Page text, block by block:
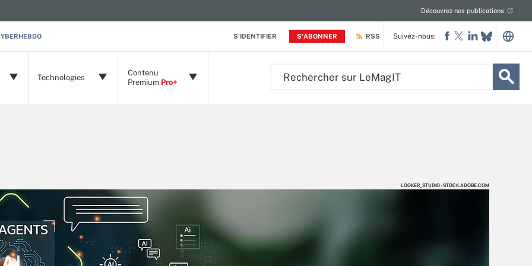
S'IDENTIFIER S'ABONNER
Découvrez nos publications
RSS
Technologies
Contenu
Premium Pro+
Suivez-nous:
LOOKER_STUDIO - STOCK.ADOBE.COM
LOOKER_STUDIO - STOCK.ADOBE.COM